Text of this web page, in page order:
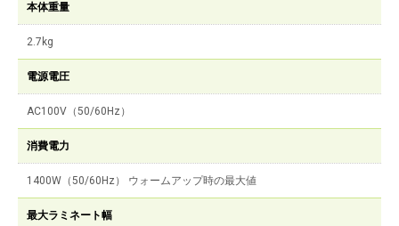
本体重量
2.7kg
電源電圧
AC100V（50/60Hz）
消費電力
1400W（50/60Hz） ウォームアップ時の最大値
最大ラミネート幅